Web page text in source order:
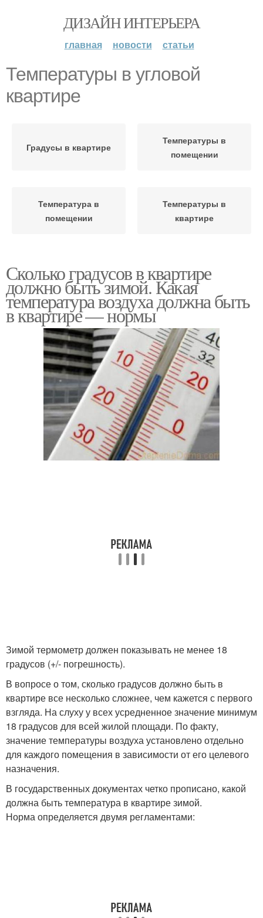
ДИЗАЙН ИНТЕРЬЕРА
главная новости статьи
Температуры в угловой
квартире
Градусы в квартире
Температуры в
помещении
Температура в
помещении
Температуры в
квартире
Сколько градусов в квартире
должно быть зимой. Какая
температура воздуха должна быть
в квартире — нормы
Зимой термометр должен показывать не менее 18
градусов (+/- погрешность).
В вопросе о том, сколько градусов должно быть в
квартире все несколько сложнее, чем кажется с первого
взгляда. На слуху у всех усредненное значение минимум
18 градусов для всей жилой площади. По факту,
значение температуры воздуха установлено отдельно
для каждого помещения в зависимости от его целевого
назначения.
В государственных документах четко прописано, какой
должна быть температура в квартире зимой.
Норма определяется двумя регламентами: